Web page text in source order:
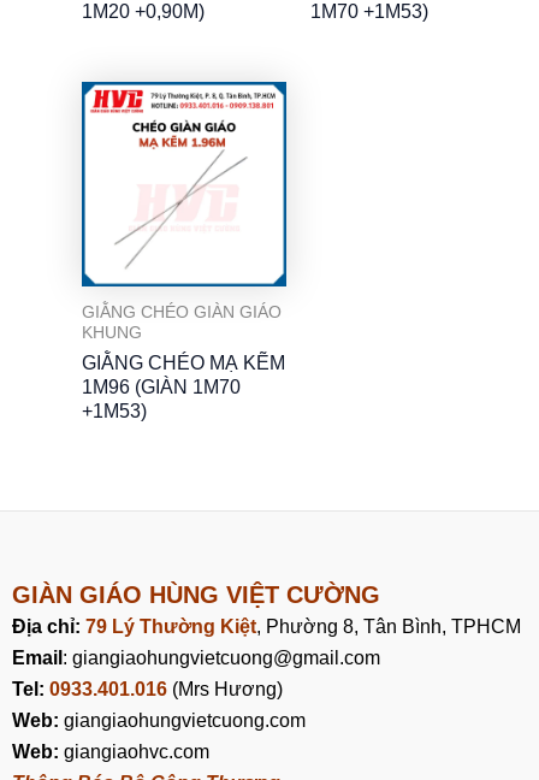
1M20 +0,90M)
1M70 +1M53)
GIẰNG CHÉO GIÀN GIÁO
KHUNG
GIẰNG CHÉO MẠ KẼM
1M96 (GIÀN 1M70
+1M53)
GIÀN GIÁO HÙNG VIỆT CƯỜNG
Địa chỉ: 79 Lý Thường Kiệt, Phường 8, Tân Bình, TPHCM
Email : giangiaohungvietcuong@gmail.com
Tel: 0933.401.016 (Mrs Hương)
Web: giangiaohungvietcuong.com
Web: giangiaohvc.com